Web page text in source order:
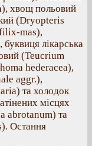
хвощ польовий
(Dryopteris
mas),
лікарська
(Teucrium
hederacea),
aggr.),
та холодок
місцях
abrotanum) та
Остання